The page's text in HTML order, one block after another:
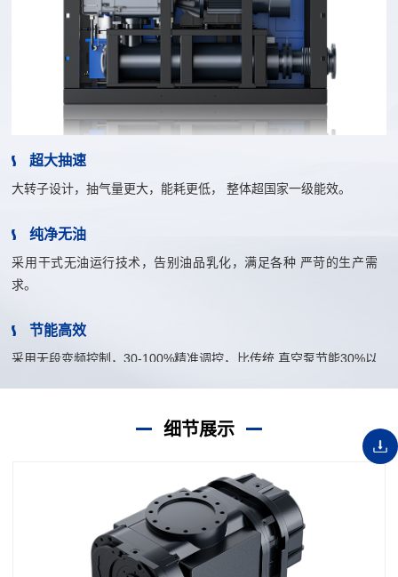
超大抽速
大转子设计，抽气量更大，能耗更低， 整体超国家一级能效。
纯净无油
采用干式无油运行技术，告别油品乳化，满足各种 严苛的生产需
求。
节能高效
采用无段变频控制，30-100%精准调控，比传统 真空泵节能30%以
细节展示